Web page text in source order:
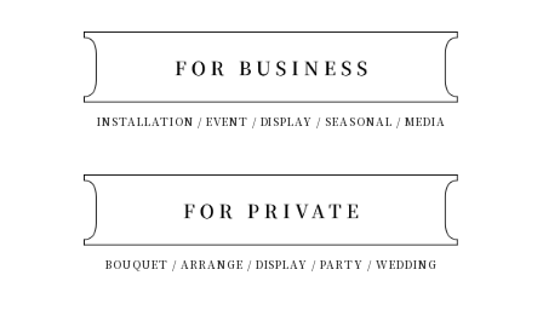
INSTALLATION / EVENT / DISPLAY / SEASONAL / MEDIA
BOUQUET / ARRANGE / DISPLAY / PARTY / WEDDING